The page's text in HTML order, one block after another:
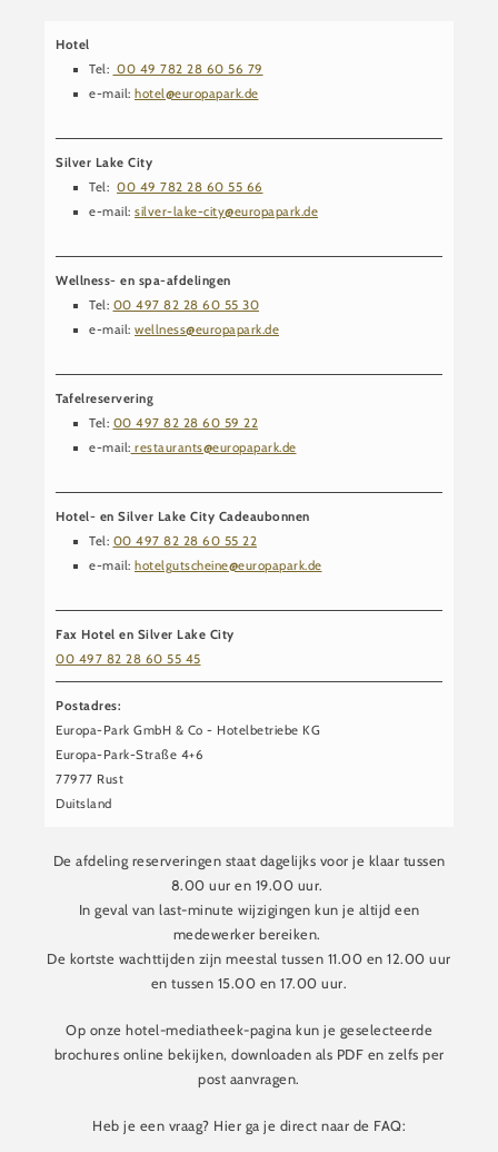
Hotel
Tel: 00 49 782 28 60 56 79
e-mail: hotel@europapark.de
Silver Lake City
Tel: 00 49 782 28 60 55 66
e-mail: silver-lake-city@europapark.de
Wellness- en spa-afdelingen
Tel: 00 497 82 28 60 55 30
e-mail: wellness@europapark.de
Tafelreservering
Tel: 00 497 82 28 60 59 22
e-mail: restaurants@europapark.de
Hotel- en Silver Lake City Cadeaubonnen
Tel: 00 497 82 28 60 55 22
e-mail: hotelgutscheine@europapark.de
Fax Hotel en Silver Lake City
00 497 82 28 60 55 45
Postadres:
Europa-Park GmbH & Co - Hotelbetriebe KG
Europa-Park-Straße 4+6
77977 Rust
Duitsland
De afdeling reserveringen staat dagelijks voor je klaar tussen
8.00 uur en 19.00 uur.
In geval van last-minute wijzigingen kun je altijd een
medewerker bereiken.
De kortste wachttijden zijn meestal tussen 11.00 en 12.00 uur
en tussen 15.00 en 17.00 uur.
Op onze hotel-mediatheek-pagina kun je geselecteerde
brochures online bekijken, downloaden als PDF en zelfs per
post aanvragen.
Heb je een vraag? Hier ga je direct naar de FAQ: